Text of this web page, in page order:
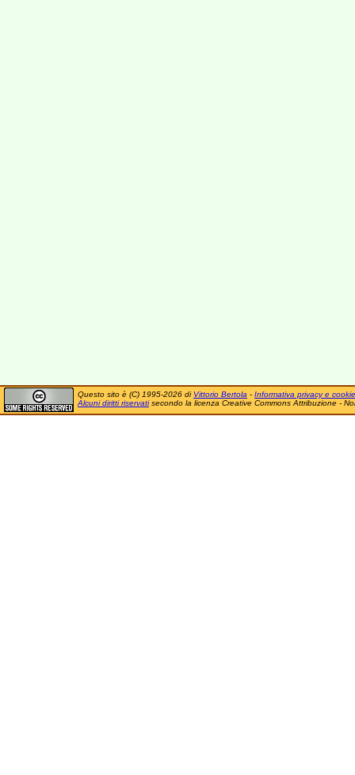
Questo sito è (C) 1995-2026 di Vittorio Bertola - Informativa privacy e cookie
Alcuni diritti riservatisecondo la licenza Creative Commons Attribuzione -